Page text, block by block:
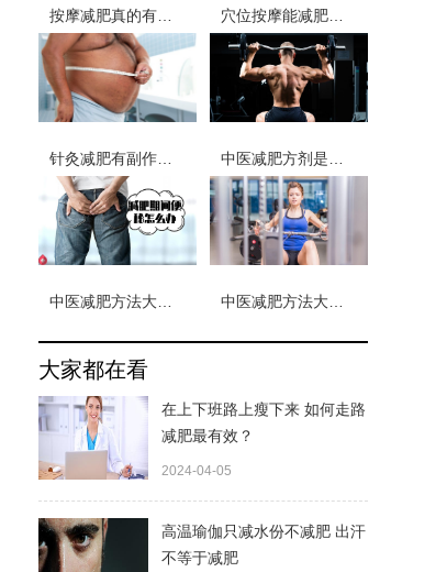
大家都在看
在上下班路上瘦下来 如何走路
减肥最有效？
2024-04-05
高温瑜伽只减水份不减肥 出汗
不等于减肥